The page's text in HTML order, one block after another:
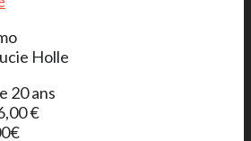
Holle
20 ans
€